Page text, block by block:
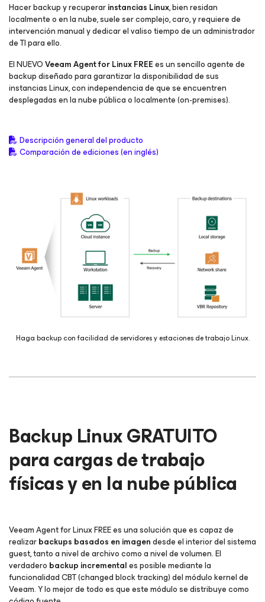
Hacer backup y recuperarinstancias Linux, bien residan
localmente o en la nube, suele ser complejo, caro, y requiere de
intervención manual y dedicar el valiso tiempo de un administrador
de TI para ello.
El NUEVOVeeamAgentfor LinuxFREEes un sencillo agente de
backup diseñado para garantizar la disponibilidad de sus
instancias Linux, con independencia de que se encuentren
desplegadas en la nube pública o localmente (on-premises).
Descripción general del producto
Comparación de ediciones (en inglés)
Haga backup con facilidad de servidores y estaciones de trabajo Linux.
Backup Linux GRATUITO
para cargas de trabajo
físicas y en la nube pública
Veeam Agentfor LinuxFREE es una solución que es capaz de
realizarbackups basados en imagendesde el interior del sistema
guest, tanto a nivel de archivo como a nivel de volumen. El
verdadero backup incrementales posible mediante la
funcionalidad CBT (changed block tracking) del módulo kernel de
Veeam. Y lo mejor de todo es que este módulo se distribuye como